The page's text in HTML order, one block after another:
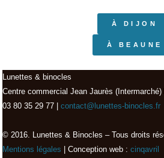
À DIJON
À BEAUNE
Lunettes & binocles
Centre commercial Jean Jaurès (Intermarché)
03 80 35 29 77 |
contact@lunettes-binocles.fr
© 2016. Lunettes & Binocles – Tous droits
Mentions légales | Conception web : cinqavril